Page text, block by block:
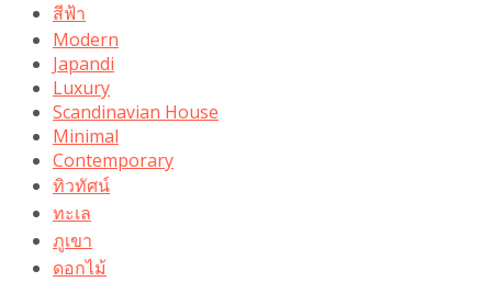
สีฟ้า
Modern
Japandi
Luxury
Scandinavian House
Minimal
Contemporary
ทิวทัศน์
ทะเล
ภูเขา
ดอกไม้